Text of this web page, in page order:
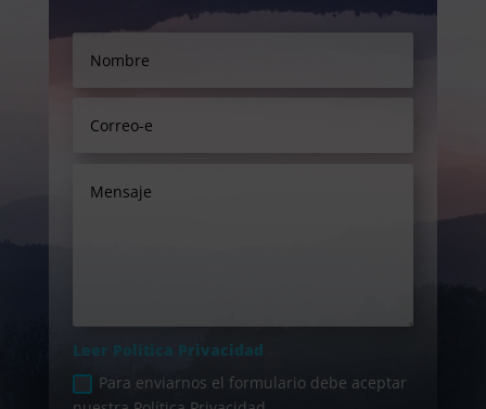
Leer Política Privacidad
Para enviarnos el formulario debe aceptar